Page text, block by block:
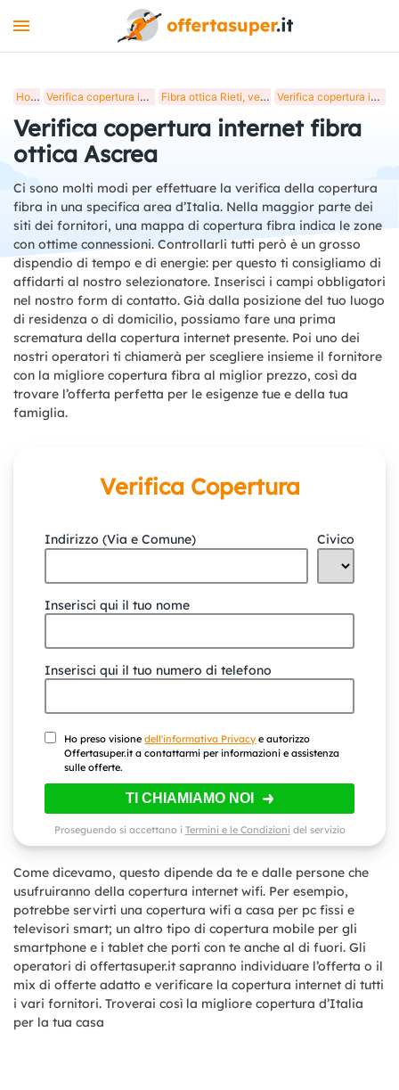
MOBILE
LUCE E GAS
STREAMING
STRUMENTI +
BLOG
Home Verifica copertura internet fibra ottica in Italia Fibra ottica Rieti, verifica copertura internet Verifica copertura internet fibra ottica Ascrea
Verifica copertura internet fibra
ottica Ascrea
Ci sono molti modi per effettuare la verifica della copertura
fibra in una specifica area d’Italia. Nella maggior parte dei
siti dei fornitori, una mappa di copertura fibra indica le zone
con ottime connessioni. Controllarli tutti però è un grosso
dispendio di tempo e di energie: per questo ti consigliamo di
affidarti al nostro selezionatore. Inserisci i campi obbligatori
nel nostro form di contatto. Già dalla posizione del tuo luogo
di residenza o di domicilio, possiamo fare una prima
scrematura della copertura internet presente. Poi uno dei
nostri operatori ti chiamerà per scegliere insieme il fornitore
con la migliore copertura fibra al miglior prezzo, così da
trovare l’offerta perfetta per le esigenze tue e della tua
famiglia.
Verifica Copertura
Indirizzo (Via e Comune) Civico
Inserisci qui il tuo nome
Inserisci qui il tuo numero di telefono
Ho preso visionedell'informativa Privacye autorizzo
Offertasuper.it a contattarmi per informazioni e assistenza
sulle offerte.
TI CHIAMIAMO NOI
Proseguendo si accettano i Termini e le Condizioni del servizio
Come dicevamo, questo dipende da te e dalle persone che
usufruiranno della copertura internet wifi. Per esempio,
potrebbe servirti una copertura wifi a casa per pc fissi e
televisori smart; un altro tipo di copertura mobile per gli
smartphone e i tablet che porti con te anche al di fuori. Gli
operatori di offertasuper.it sapranno individuare l’offerta o il
mix di offerte adatto e verificare la copertura internet di tutti
i vari fornitori. Troverai così la migliore copertura d’Italia
per la tua casa